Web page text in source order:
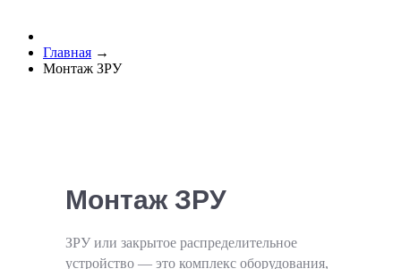
Главная →
Монтаж ЗРУ
Монтаж ЗРУ
ЗРУ или закрытое распределительное
устройство — это комплекс оборудования,